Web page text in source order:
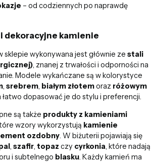
– od codziennych po naprawdę
dekoracyjne kamienie
sklepie wykonywana jest głównie ze stali
, znanej z trwałości i odporności na
Modele wykańczane są w kolorystyce
srebrem białym złotemoraz różowym
łatwo dopasować je do stylu i preferencji.
są także produkty z kamieniami
wzory wykorzystują kamienie
ozdobny. W biżuterii pojawiają się
, szafir, topaz czy cyrkonia, które nadają
i subtelnego blasku. Każdy kamień ma